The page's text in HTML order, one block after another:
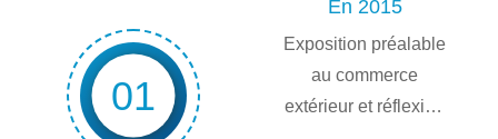
01
En 2015
Exposition préalable
au commerce
extérieur et réflexion